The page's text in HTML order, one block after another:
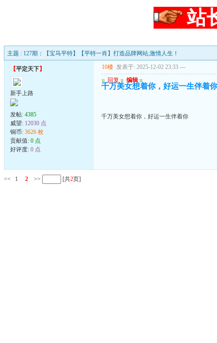
站
主题 : 127期：【宝马平特】【平特一肖】打造品牌网站,激情人生！
【平定天下】
新手上路
发帖: 4385
威望: 12030 点
铜币: 3626 枚
贡献值: 0 点
好评度: 0 点
10楼 发表于: 2025-12-02 23:33 ---
u 回复 u 编辑 u
千万美女想着你，好运一生伴着你
千万美女想着你，好运一生伴着你
<< 1 2 >> [共2页]